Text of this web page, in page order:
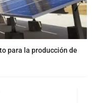
para la producción de